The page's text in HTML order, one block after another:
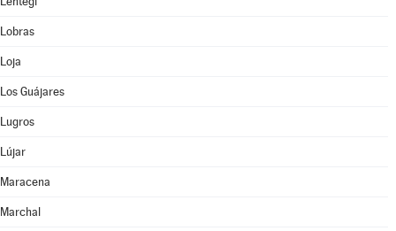
Lobras
Loja
Los Guájares
Lugros
Lújar
Maracena
Marchal